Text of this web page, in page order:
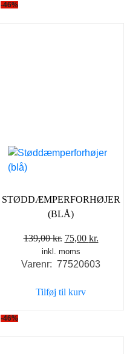
-46%
STØDDÆMPERFORHØJER
(BLÅ)
139,00kr. Den
oprindelige
pris
139,00 kr..
75,00 kr.
pris
inkl. moms
Varenr: 77520603
Tilføj til kurv
-46%